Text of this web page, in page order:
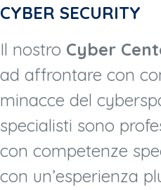
CYBER SECURITY
Il nostro Cyber
ad affrontare con
minacce del
specialisti sono
con competenze
con un’esperienza